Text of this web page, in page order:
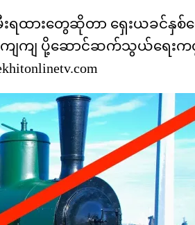
ရထားတွေဆိုတာ ရှေးယခင်နှစ်ပ
ျကျ ပို့ဆောင်ဆက်သွယ်ရေးက